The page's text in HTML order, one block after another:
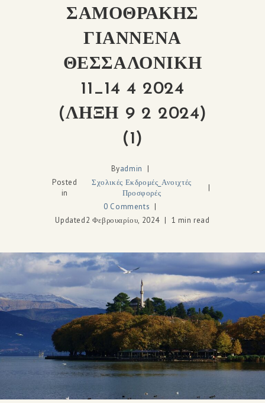
ΣΑΜΟΘΡΑΚΗΣ
ΓΙΑΝΝΕΝΑ
ΘΕΣΣΑΛΟΝΙΚΗ
11_14 4 2024
(ΛΗΞΗ 9 2 2024)
(1)
Byadmin
Posted
in
Σχολικές Εκδρομές_Ανοιχτές
Προσφορές
0 Comments
Updated2 Φεβρουαρίου, 2024 1 min read